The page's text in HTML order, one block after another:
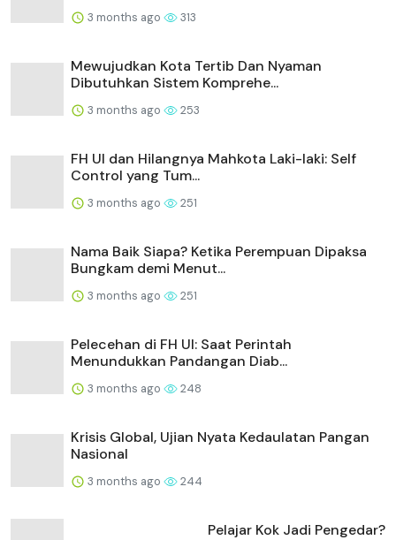
3 months ago 313
Mewujudkan Kota Tertib Dan Nyaman
Dibutuhkan Sistem Komprehe...
3 months ago 253
FH UI dan Hilangnya Mahkota Laki-laki: Self
Control yang Tum...
3 months ago 251
Nama Baik Siapa? Ketika Perempuan Dipaksa
Bungkam demi Menut...
3 months ago 251
Pelecehan di FH UI: Saat Perintah
Menundukkan Pandangan Diab...
3 months ago 248
Krisis Global, Ujian Nyata Kedaulatan Pangan
Nasional
3 months ago 244
Pelajar Kok Jadi Pengedar?